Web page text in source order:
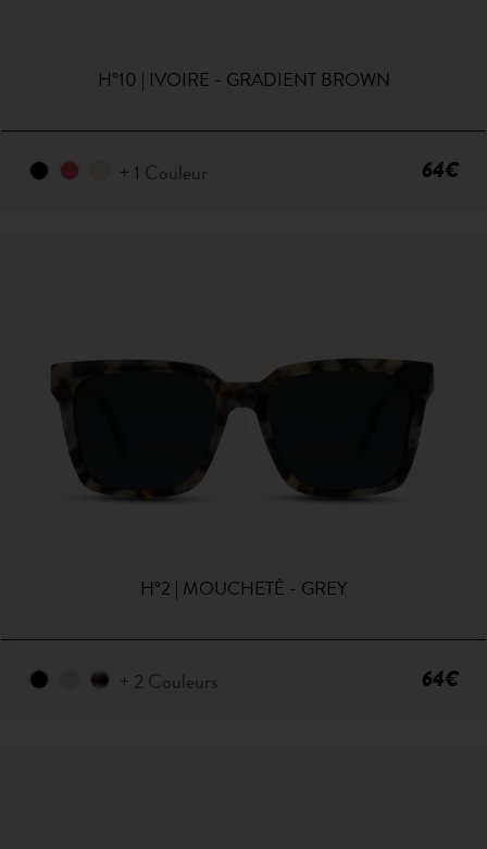
H°10 | IVOIRE - GRADIENT BROWN
+ 1 Couleur 64€
H°2 | MOUCHETÉ - GREY
+ 2 Couleurs 64€